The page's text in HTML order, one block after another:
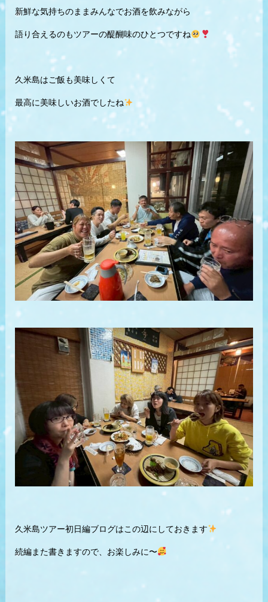
新鮮な気持ちのままみんなでお酒を飲みながら
語り合えるのもツアーの醍醐味のひとつですね
久米島はご飯も美味しくて
最高に美味しいお酒でしたね
久米島ツアー初日編ブログはこの辺にしておきます
続編また書きますので、お楽しみに〜